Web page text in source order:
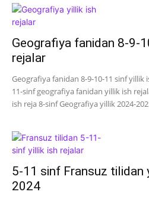
Geografiya fanidan 8-9-
rejalar
Geografiya fanidan 8-9-10-11 sinf yillik
11-sinf geografiya fanidan yillik ish
ish reja 8-sinf Geografiya yillik 2024-
5-11 sinf Fransuz tilidan
2024